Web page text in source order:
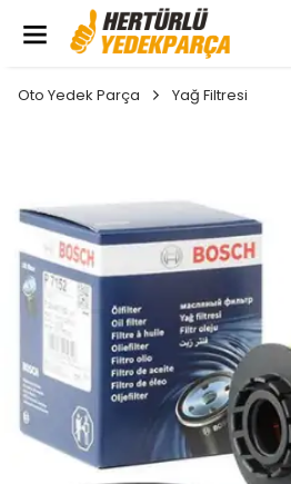
Oto Yedek Parça Yağ Filtresi